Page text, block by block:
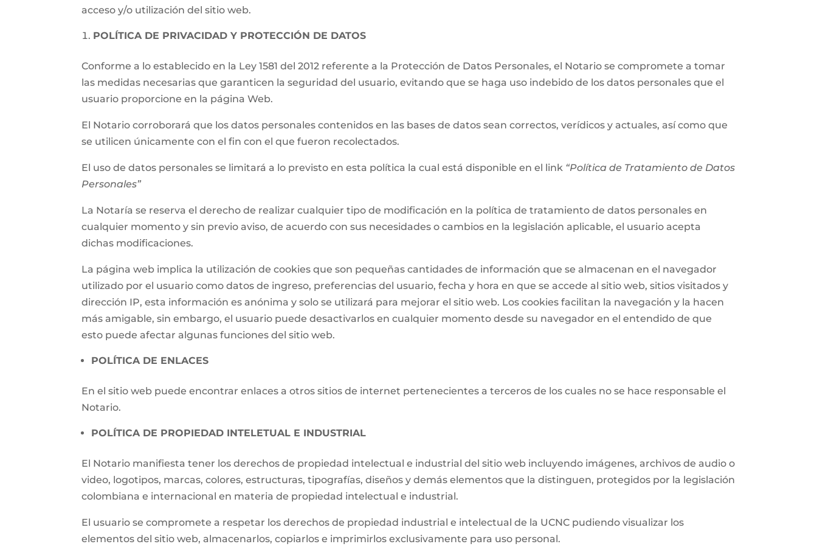
acceso y/o utilización del sitio web.
POLÍTICA DE PRIVACIDAD Y PROTECCIÓN DE DATOS
Conforme a lo establecido en la Ley 1581 del 2012 referente a la Protección de Datos Personales, el Notario se compromete a tomar
las medidas necesarias que garanticen la seguridad del usuario, evitando que se haga uso indebido de los datos personales que el
usuario proporcione en la página Web.
El Notario corroborará que los datos personales contenidos en las bases de datos sean correctos, verídicos y actuales, así como que
se utilicen únicamente con el fin con el que fueron recolectados.
El uso de datos personales se limitará a lo previsto en esta política la cual está disponible en el link “Política de Tratamiento de Datos
Personales”
La Notaría se reserva el derecho de realizar cualquier tipo de modificación en la política de tratamiento de datos personales en
cualquier momento y sin previo aviso, de acuerdo con sus necesidades o cambios en la legislación aplicable, el usuario acepta
dichas modificaciones.
La página web implica la utilización de cookies que son pequeñas cantidades de información que se almacenan en el navegador
utilizado por el usuario como datos de ingreso, preferencias del usuario, fecha y hora en que se accede al sitio web, sitios visitados y
dirección IP, esta información es anónima y solo se utilizará para mejorar el sitio web. Los cookies facilitan la navegación y la hacen
más amigable, sin embargo, el usuario puede desactivarlos en cualquier momento desde su navegador en el entendido de que
esto puede afectar algunas funciones del sitio web.
POLÍTICA DE ENLACES
En el sitio web puede encontrar enlaces a otros sitios de internet pertenecientes a terceros de los cuales no se hace responsable el
Notario.
POLÍTICA DE PROPIEDAD INTELETUAL E INDUSTRIAL
El Notario manifiesta tener los derechos de propiedad intelectual e industrial del sitio web incluyendo imágenes, archivos de audio o
video, logotipos, marcas, colores, estructuras, tipografías, diseños y demás elementos que la distinguen, protegidos por la legislación
colombiana e internacional en materia de propiedad intelectual e industrial.
El usuario se compromete a respetar los derechos de propiedad industrial e intelectual de la UCNC pudiendo visualizar los
elementos del sitio web, almacenarlos, copiarlos e imprimirlos exclusivamente para uso personal.